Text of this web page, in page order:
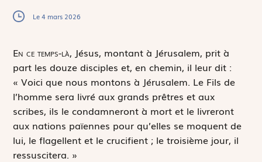
Le 4 mars 2026
En ce temps-là, Jésus, montant à Jérusalem, prit à
part les douze disciples et, en chemin, il leur dit :
« Voici que nous montons à Jérusalem. Le Fils de
l’homme sera livré aux grands prêtres et aux
scribes, ils le condamneront à mort et le livreront
aux nations païennes pour qu’elles se moquent de
lui, le flagellent et le crucifient ; le troisième jour, il
ressuscitera. »